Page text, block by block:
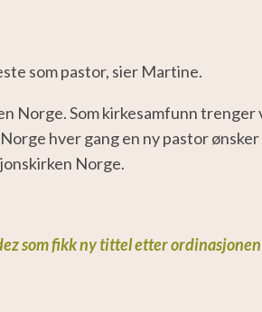
som pastor, sier Martine.
Norge. Som kirkesamfunn trenger
hver gang en ny pastor
Norge.
som fikk ny tittel etter